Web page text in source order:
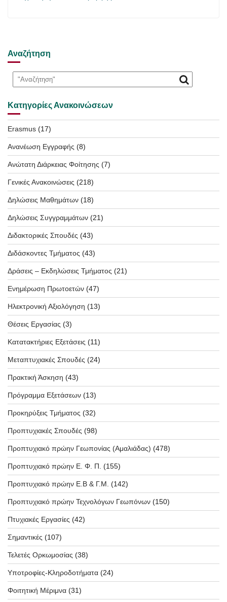
Αναζήτηση
Κατηγορίες Ανακοινώσεων
Erasmus (17)
Ανανέωση Εγγραφής (8)
Ανώτατη Διάρκειας Φοίτησης (7)
Γενικές Ανακοινώσεις (218)
Δηλώσεις Μαθημάτων (18)
Δηλώσεις Συγγραμμάτων (21)
Διδακτορικές Σπουδές (43)
Διδάσκοντες Τμήματος (43)
Δράσεις – Εκδηλώσεις Τμήματος (21)
Ενημέρωση Πρωτοετών (47)
Ηλεκτρονική Αξιολόγηση (13)
Θέσεις Εργασίας (3)
Κατατακτήριες Εξετάσεις (11)
Μεταπτυχιακές Σπουδές (24)
Πρακτική Άσκηση (43)
Πρόγραμμα Εξετάσεων (13)
Προκηρύξεις Τμήματος (32)
Προπτυχιακές Σπουδές (98)
Προπτυχιακό πρώην Γεωπονίας (Αμαλιάδας) (478)
Προπτυχιακό πρώην Ε. Φ. Π. (155)
Προπτυχιακό πρώην Ε.Β & Γ.Μ. (142)
Προπτυχιακό πρώην Τεχνολόγων Γεωπόνων (150)
Πτυχιακές Εργασίες (42)
Σημαντικές (107)
Τελετές Ορκωμοσίας (38)
Υποτροφίες-Κληροδοτήματα (24)
Φοιτητική Μέριμνα (31)